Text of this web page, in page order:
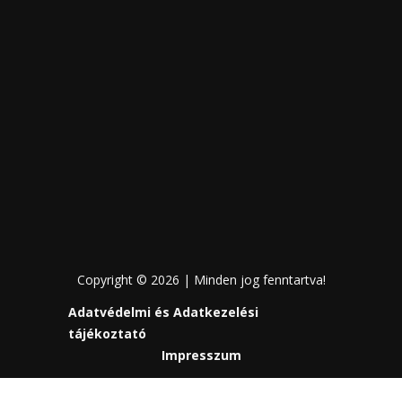
Copyright © 2026 | Minden jog fenntartva!
Adatvédelmi és Adatkezelési
tájékoztató
Impresszum